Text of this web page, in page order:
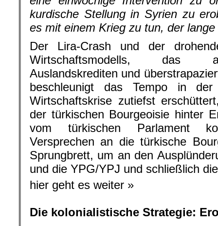
kurdische Stellung in Syrien zu
es mit einem Krieg zu tun, der
Der Lira-Crash und der
Wirtschaftsmodells, das
Auslandskrediten und
beschleunigt das Tempo in
Wirtschaftskrise zutiefst
der türkischen Bourgeoisie hinter
vom türkischen Parlament
Versprechen an die türkische
Sprungbrett, um an den
und die YPG/YPJ und schließlich
hier geht es weiter »
Die kolonialistische Strategie: